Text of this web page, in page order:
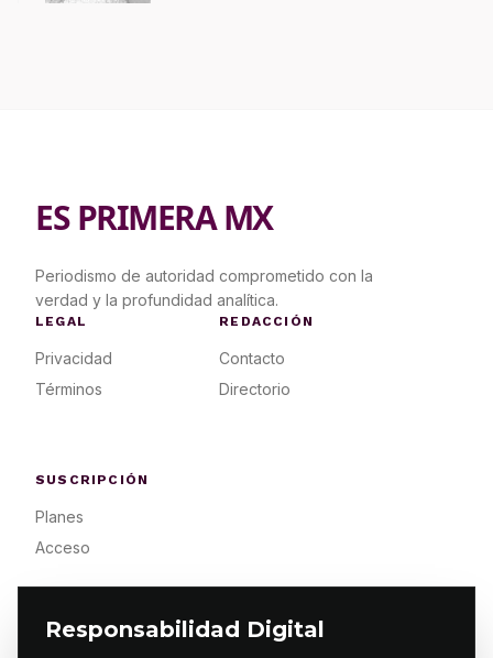
Responsabilidad Digital
ES PRIMERA MX
Periodismo de autoridad comprometido con la
verdad y la profundidad analítica.
LEGAL
Privacidad
Términos
REDACCIÓN
Contacto
Directorio
SUSCRIPCIÓN
Planes
Acceso